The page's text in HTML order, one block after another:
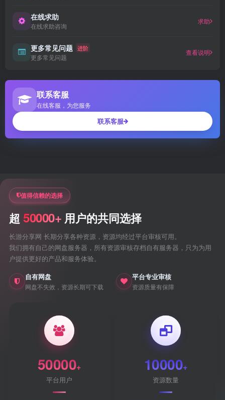
在线求助
在线求助咨询
求助
更多常见问题 进阶
更多常见问题
查看说明
联系客服
在线客服，为您服务
联系客服
值得信赖的选择
超 50000+ 用户的共同选择
长游分享网 长期分享各种资源，资源均经过平台审核可用。
我们拥有自己的网盘服务器，所有资源审核存档自有服务器，只为为用
户提供更好的产品和服务体验。
自有网盘
网盘不失效，资源长期可下载
平台专业审核
资源质量有保障
50000+
平台用户
10000+
资源数量